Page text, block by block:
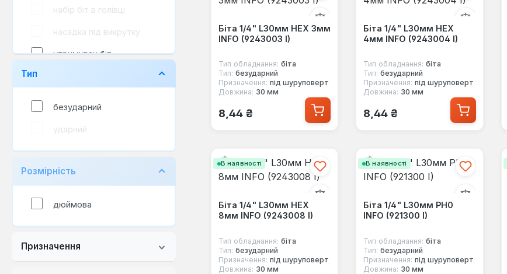
набір біт в голівці
насадка під викрутку
утримувач біт
Тип
безударний
ударний
Розмірність
дюймова
Призначення
Біта 1/4" L30мм HEX 3мм
INFO (9243003 I)
Тип обладнання: біта
Тип: безударний
Призначення: під шуруповерт
Довжина: 30 мм
Звичайна ціна:
8,44 ₴
Біта 1/4" L30мм HEX
4мм INFO (9243004 I)
Тип обладнання: біта
Тип: безударний
Призначення: під шуруповерт
Довжина: 30 мм
Звичайна ціна:
8,44 ₴
В наявності
Біта 1/4" L30мм HEX
8мм INFO (9243008 I)
Тип обладнання: біта
Тип: безударний
Призначення: під шуруповерт
Довжина: 30 мм
В наявності
Біта 1/4" L30мм PH0
INFO (921300 I)
Тип обладнання: біта
Тип: безударний
Призначення: під шуруповерт
Довжина: 30 мм